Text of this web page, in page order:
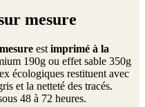
mesure
est imprimé à la
190g ou effet sable 350g
écologiques restituent avec
et la netteté des tracés.
48 à 72 heures.